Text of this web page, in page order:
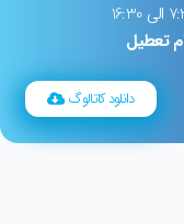
تعطیل
دانلود کاتالوگ